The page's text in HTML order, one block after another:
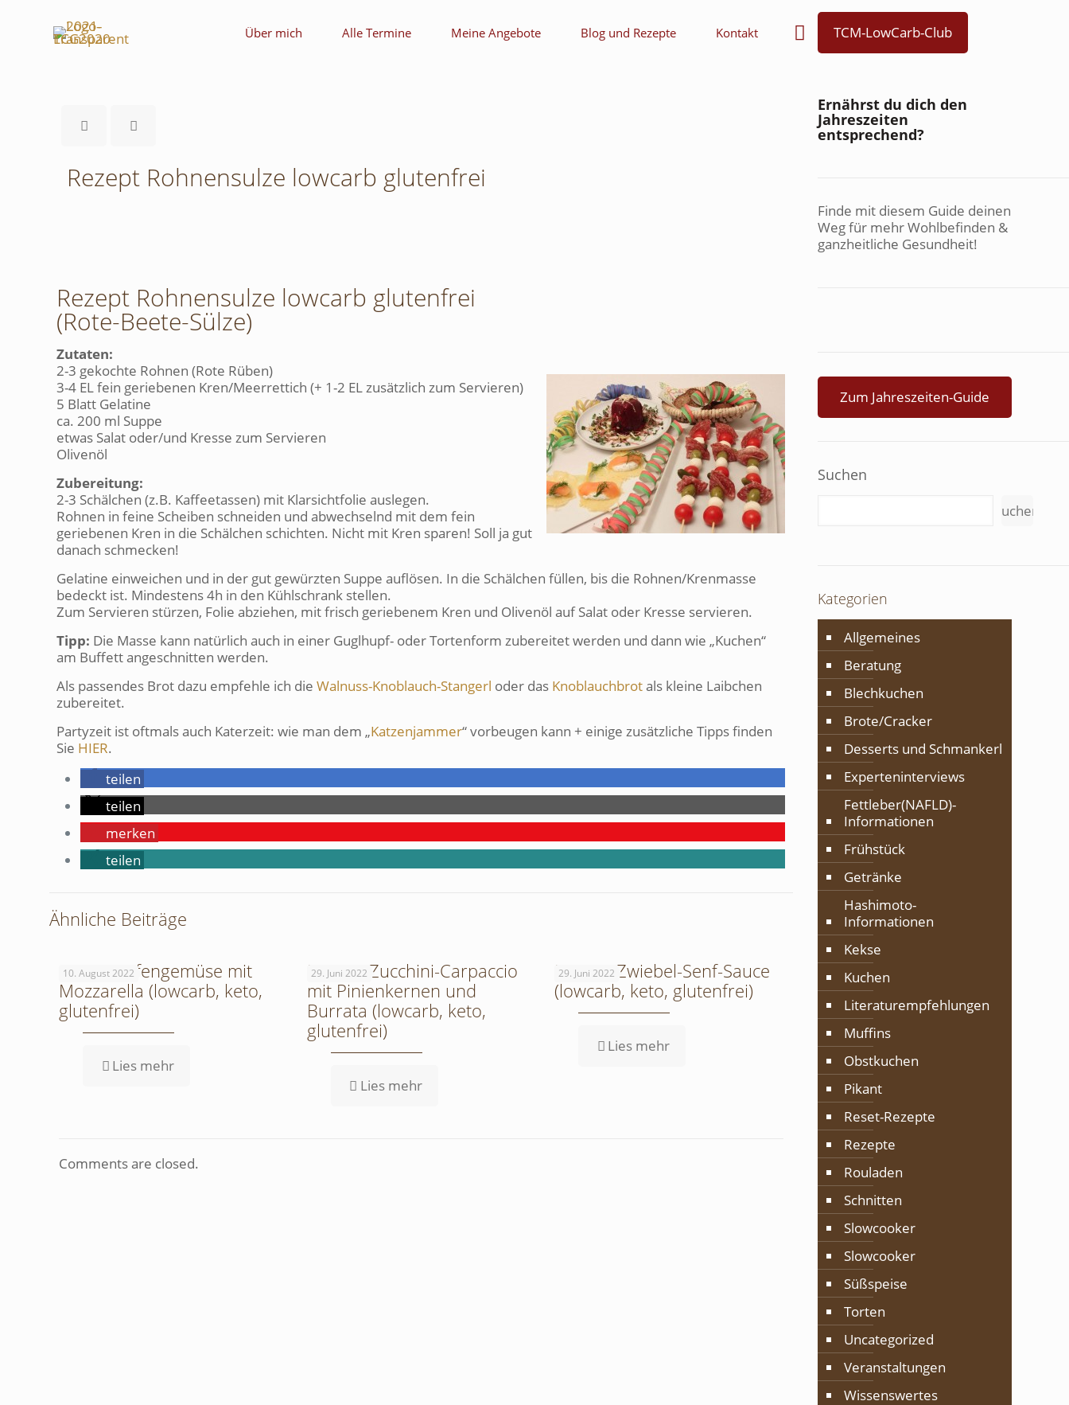
Über mich Alle Termine Meine Angebote Blog und Rezepte Kontakt TCM-LowCarb-Club
Rezept Rohnensulze lowcarb glutenfrei
Rezept Rohnensulze lowcarb glutenfrei
(Rote-Beete-Sülze)
Zutaten:
2-3 gekochte Rohnen (Rote Rüben)
3-4 EL fein geriebenen Kren/Meerrettich (+ 1-2 EL zusätzlich zum Servieren)
5 Blatt Gelatine
ca. 200 ml Suppe
etwas Salat oder/und Kresse zum Servieren
Olivenöl
Zubereitung:
2-3 Schälchen (z.B. Kaffeetassen) mit Klarsichtfolie auslegen.
Rohnen in feine Scheiben schneiden und abwechselnd mit dem fein
geriebenen Kren in die Schälchen schichten. Nicht mit Kren sparen! Soll ja gut
danach schmecken!
Gelatine einweichen und in der gut gewürzten Suppe auflösen. In die Schälchen füllen, bis die Rohnen/Krenmasse
bedeckt ist. Mindestens 4h in den Kühlschrank stellen.
Zum Servieren stürzen, Folie abziehen, mit frisch geriebenem Kren und Olivenöl auf Salat oder Kresse servieren.
Tipp: Die Masse kann natürlich auch in einer Guglhupf- oder Tortenform zubereitet werden und dann wie „Kuchen“
am Buffett angeschnitten werden.
Als passendes Brot dazu empfehle ich dieWalnuss-Knoblauch-Stangerl oder das Knoblauchbrotals kleine Laibchen
zubereitet.
Partyzeit ist oftmals auch Katerzeit: wie man dem „Katzenjammer“ vorbeugen kann + einige zusätzliche Tipps finden
Sie HIER.
teilen
teilen
merken
teilen
Ähnliche Beiträge
10. August 2022
Grünes Ofengemüse mit
Mozzarella (lowcarb, keto,
glutenfrei)
Lies mehr
29. Juni 2022
Rezept: Zucchini-Carpaccio
mit Pinienkernen und
Burrata (lowcarb, keto,
glutenfrei)
Lies mehr
29. Juni 2022
Rezept: Zwiebel-Senf-Sauce
(lowcarb, keto, glutenfrei)
Lies mehr
Comments are closed.
Ernährst du dich den
Jahreszeiten
entsprechend?
Finde mit diesem Guide deinen
Weg für mehr Wohlbefinden &
ganzheitliche Gesundheit!
Zum Jahreszeiten-Guide
Suchen
Suchen
Kategorien
Allgemeines
Beratung
Blechkuchen
Brote/Cracker
Desserts und Schmankerl
Experteninterviews
Fettleber(NAFLD)-
Informationen
Frühstück
Getränke
Hashimoto-
Informationen
Kekse
Kuchen
Literaturempfehlungen
Muffins
Obstkuchen
Pikant
Reset-Rezepte
Rezepte
Rouladen
Schnitten
Slowcooker
Slowcooker
Süßspeise
Torten
Uncategorized
Veranstaltungen
Wissenswertes